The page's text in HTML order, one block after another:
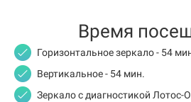
Время
Горизонтальное зеркало - 54
Вертикальное - 54 мин.
Зеркало с диагностикой Лотос-